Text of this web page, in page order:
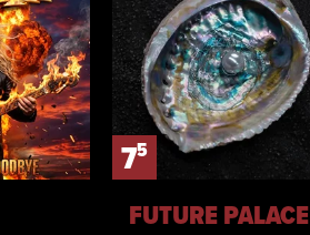
75
FUTURE PALACE